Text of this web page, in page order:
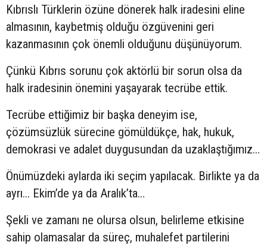
Kıbrıslı Türklerin özüne dönerek halk iradesini eline
almasının, kaybetmiş olduğu özgüvenini geri
kazanmasının çok önemli olduğunu düşünüyorum.
Çünkü Kıbrıs sorunu çok aktörlü bir sorun olsa da
halk iradesinin önemini yaşayarak tecrübe ettik.
Tecrübe ettiğimiz bir başka deneyim ise,
çözümsüzlük sürecine gömüldükçe, hak, hukuk,
demokrasi ve adalet duygusundan da uzaklaştığımız…
Önümüzdeki aylarda iki seçim yapılacak. Birlikte ya da
ayrı… Ekim’de ya da Aralık’ta…
Şekli ve zamanı ne olursa olsun, belirleme etkisine
sahip olamasalar da süreç, muhalefet partilerini